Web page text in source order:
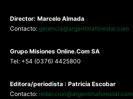
Director: Marcelo Almada
Contacto: gerencia@argentinaforestal.com
Grupo Misiones Online.Com SA
Tel: +54 (0376) 4425800
Editora/periodista : Patricia Escobar
Contacto: redaccion@argentinaforestal.com